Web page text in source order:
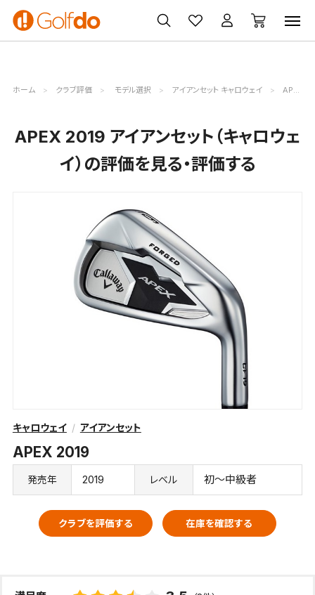
ゴルフ
クラブ
ゴルフ用品
買取
無料査定
クーポン
一覧
ホーム クラブ評価 モデル選択 アイアンセット キャロウェイ APEX 2019評価詳細
APEX 2019 アイアンセット（キャロウェ
イ）の評価を見る・評価する
キャロウェイ アイアンセット
APEX 2019
発売年 2019 レベル 初～中級者
クラブを評価する 在庫を確認する